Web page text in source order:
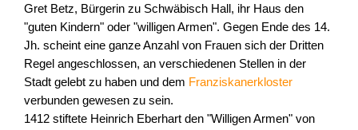
Gret Betz, Bürgerin zu Schwäbisch Hall, ihr Haus den
"guten Kindern" oder "willigen Armen". Gegen Ende des 14.
Jh. scheint eine ganze Anzahl von Frauen sich der Dritten
Regel angeschlossen, an verschiedenen Stellen in der
Stadt gelebt zu haben und dem Franziskanerkloster
verbunden gewesen zu sein.
1412 stiftete Heinrich Eberhart den "Willigen Armen" von